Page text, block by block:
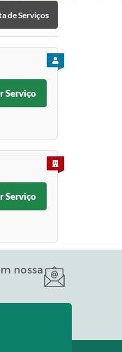
de Serviços
PARA CIDADÃO
Serviço
PARA EMPRESA
Serviço
nossa